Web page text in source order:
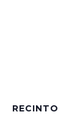
RECINTO